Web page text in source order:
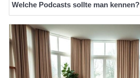
Welche Podcasts sollte man kennen?